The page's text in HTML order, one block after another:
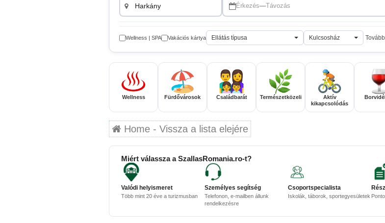
Érkezés—Távozás
Wellness | SPA Vakációs kártya Ellátás típusa Kulcsosház
Wellness Fürdővárosok Családbarát Természetközeli
Aktív
kikapcsolódás
Home - Vissza a lista elejére
Miért válassza a SzallasRomania.ro-t?
Valódi helyismeret
Több mint 20 éve a turizmusban
Személyes segítség
Telefonon, e-mailben állunk
rendelkezésre
Csoportspecialista
Iskolák, táborok, sportegyesületek